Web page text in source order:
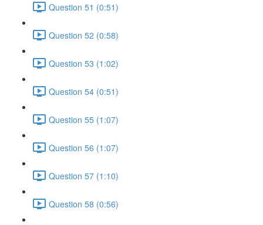
Question 51 (0:51)
Question 52 (0:58)
Question 53 (1:02)
Question 54 (0:51)
Question 55 (1:07)
Question 56 (1:07)
Question 57 (1:10)
Question 58 (0:56)